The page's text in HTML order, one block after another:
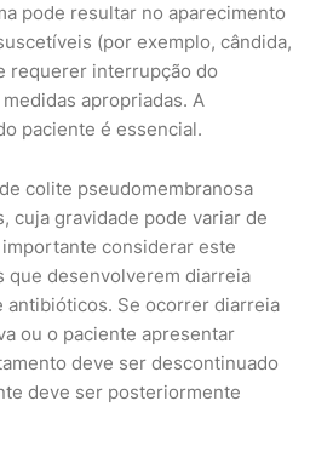
pode resultar no aparecimento
(por exemplo, cândida,
requerer interrupção do
apropriadas. A
paciente é essencial.
colite pseudomembranosa
cuja gravidade pode variar de
considerar este
que desenvolverem diarreia
antibióticos. Se ocorrer diarreia
ou o paciente apresentar
deve ser descontinuado
deve ser posteriormente